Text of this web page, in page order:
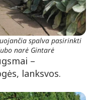
spalva pasirinkti
narė Gintarė
–
lanksvos.